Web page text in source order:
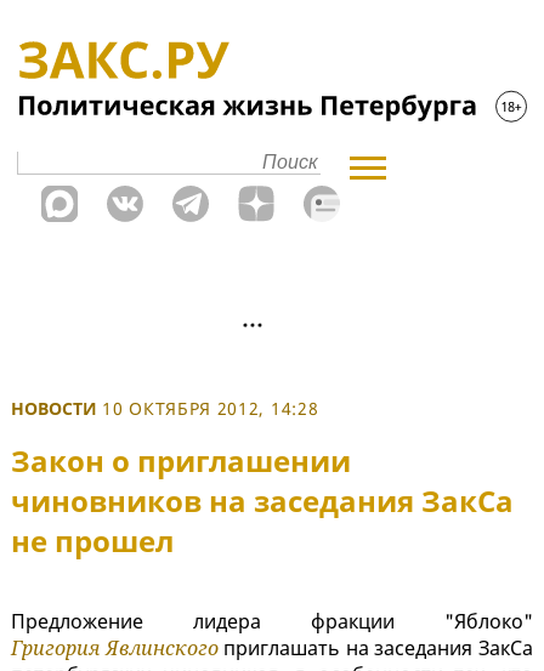
НОВОСТИ 10 ОКТЯБРЯ 2012, 14:28
Закон о приглашении
чиновников на заседания ЗакСа
не прошел
Предложение лидера фракции "Яблоко"
Григория Явлинскогоприглашать на заседания ЗакСа